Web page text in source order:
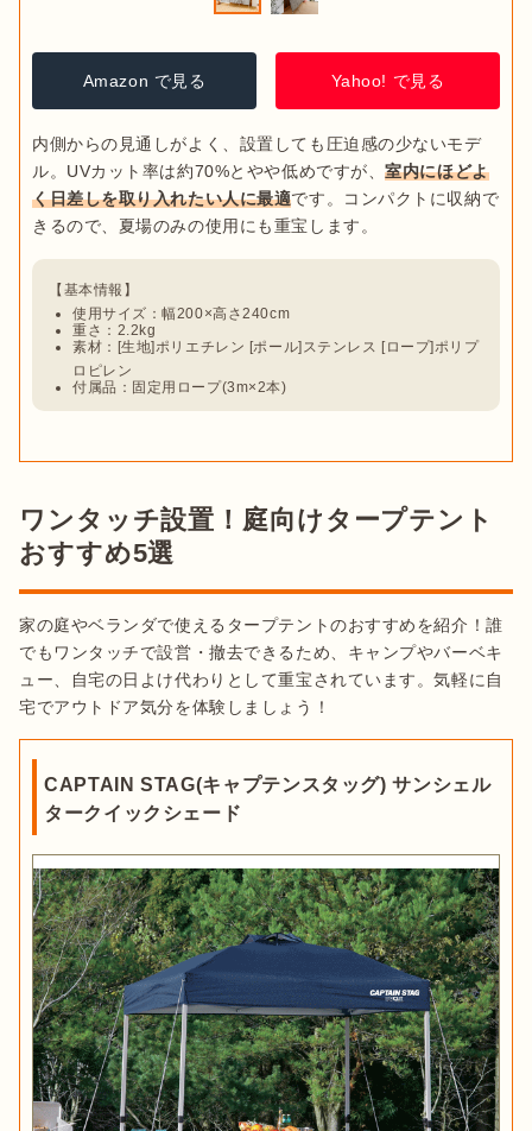
Amazon で見る Yahoo! で見る
内側からの見通しがよく、設置しても圧迫感の少ないモデ
ル。UVカット率は約70%とやや低めですが、室内にほどよ
く日差しを取り入れたい人に最適です。コンパクトに収納で
使用サイズ：幅200×高さ240cm
重さ：2.2kg
素材：[生地]ポリエチレン [ポール]ステンレス [ロープ]ポリプ
ロピレン
付属品：固定用ロープ(3m×2本)
ワンタッチ設置！庭向けタープテント
おすすめ5選
家の庭やベランダで使えるタープテントのおすすめを紹介！誰
でもワンタッチで設営・撤去できるため、キャンプやバーベキ
ュー、自宅の日よけ代わりとして重宝されています。気軽に自
宅でアウトドア気分を体験しましょう！
CAPTAIN STAG(キャプテンスタッグ) サンシェル
タークイックシェード